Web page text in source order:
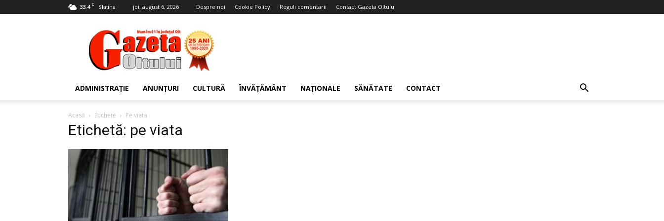
33.4 C Slatina joi, august 6, 2026 Despre noi Cookie Policy Reguli comentarii Contact Gazeta Oltului
Gazeta
Oltului
ADMINISTRAȚIE ANUNȚURI CULTURĂ ÎNVĂȚĂMÂNT NAȚIONALE SĂNĂTATE CONTACT
Acasă Etichete Pe viata
Etichetă: pe viata